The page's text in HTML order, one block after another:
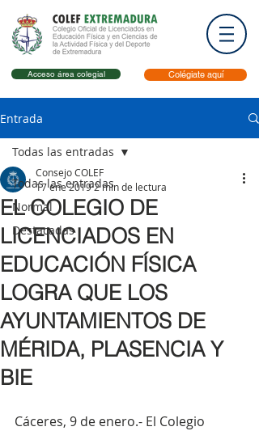
Acceso área colegial Colégiate aquí
Entrada
Todas las entradas
Normal
Destacadas
Todas las entradas
EL COLEGIO DE
LICENCIADOS EN
EDUCACIÓN FÍSICA
LOGRA QUE LOS
AYUNTAMIENTOS DE
MÉRIDA, PLASENCIA Y
BIE
Consejo COLEF
17 ene 2019 2 min de lectura
Cáceres, 9 de enero.- El Colegio